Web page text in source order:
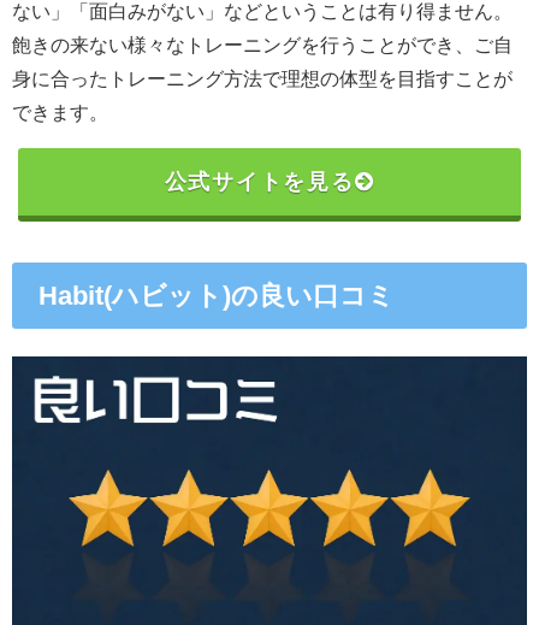
ない」「面白みがない」などということは有り得ません。
飽きの来ない様々なトレーニングを行うことができ、ご自
身に合ったトレーニング方法で理想の体型を目指すことが
できます。
公式サイトを見る
Habit(ハビット)の良い口コミ